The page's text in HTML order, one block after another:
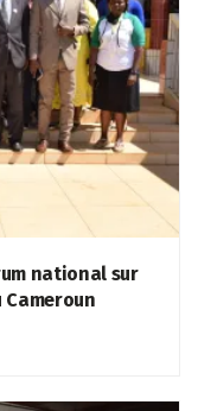
national sur